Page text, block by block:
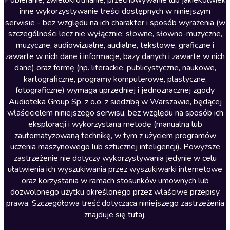
Literatura faktu
Literatura obyczajowa
Literatura piękna obca
Literatura piękna polska
Nagrania relaksacyjne
Nauka języków
Nauki humanistyczne
Podcasty i audycje
Polityka
Prasa
Religia
Romans
inne wykorzystywanie treści dostępnych w niniejszym
serwisie - bez względu na ich charakter i sposób wyrażenia (w
szczególności lecz nie wyłącznie: słowne, słowno-muzyczne,
muzyczne, audiowizualne, audialne, tekstowe, graficzne i
zawarte w nich dane i informacje, bazy danych i zawarte w nich
dane) oraz formę (np. literackie, publicystyczne, naukowe,
kartograficzne, programy komputerowe, plastyczne,
fotograficzne) wymaga uprzedniej i jednoznacznej zgody
Audioteka Group Sp. z o.o. z siedzibą w Warszawie, będącej
właścicielem niniejszego serwisu, bez względu na sposób ich
eksploracji i wykorzystaną metodę (manualną lub
zautomatyzowaną technikę, w tym z użyciem programów
uczenia maszynowego lub sztucznej inteligencji). Powyższe
zastrzeżenie nie dotyczy wykorzystywania jedynie w celu
ułatwienia ich wyszukiwania przez wyszukiwarki internetowe
oraz korzystania w ramach stosunków umownych lub
dozwolonego użytku określonego przez właściwe przepisy
prawa. Szczegółowa treść dotycząca niniejszego zastrzeżenia
znajduje się tutaj.